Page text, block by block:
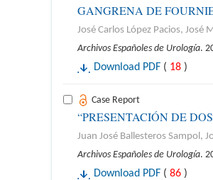
GANGRENA DE
José Carlos López Pacios,
Archivos Españoles de Urología.
Download PDF ( 18 )
Case Report
“PRESENTACIÓN DE
Juan José Ballesteros Sampol,
Archivos Españoles de Urología.
Download PDF ( 86 )